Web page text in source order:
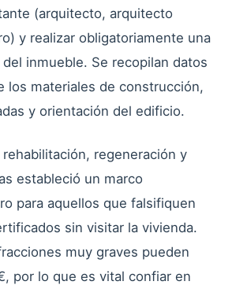
(arquitecto, arquitecto
y realizar obligatoriamente una
inmueble. Se recopilan datos
los materiales de construcción,
y orientación del edificio.
rehabilitación, regeneración y
estableció un marco
para aquellos que falsifiquen
sin visitar la vivienda.
muy graves pueden
por lo que es vital confiar en